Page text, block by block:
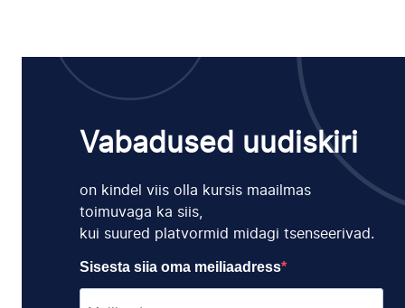
Vabadused uudiskiri
on kindel viis olla kursis maailmas
toimuvaga ka siis,
kui suured platvormid midagi tsenseerivad.
Sisesta siia oma meiliaadress